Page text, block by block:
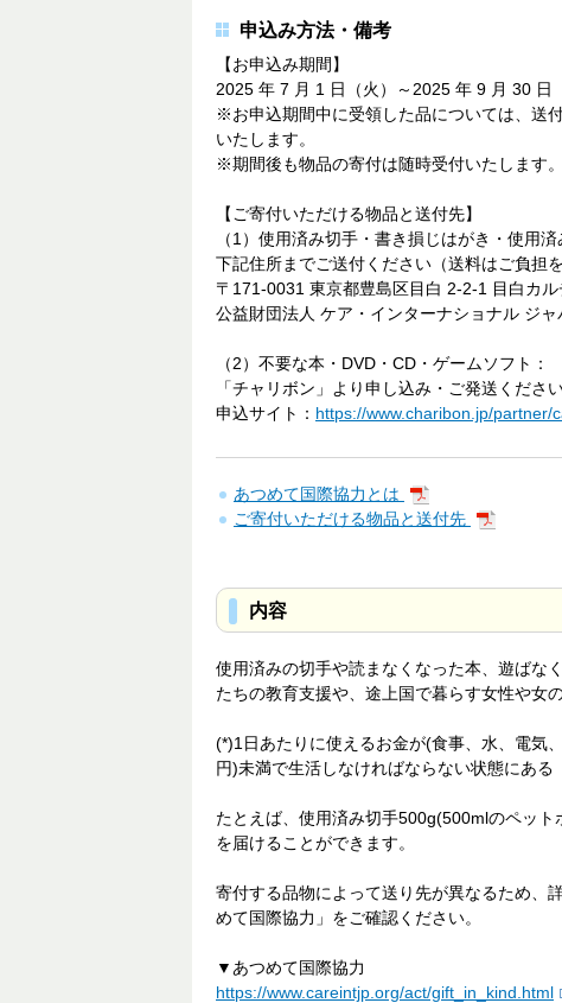
申込み方法・備考
【お申込み期間】
2025 年 7 月 1 日（火）～2025 年 9 月 30 日
※お申込期間中に受領した品については、送
いたします。
※期間後も物品の寄付は随時受付いたします。
【ご寄付いただける物品と送付先】
（1）使用済み切手・書き損じはがき・使用
下記住所までご送付ください（送料はご負担
〒171-0031 東京都豊島区目白 2-2-1 目白カ
公益財団法人 ケア・インターナショナル ジャ
（2）不要な本・DVD・CD・ゲームソフト：
「チャリボン」より申し込み・ご発送くださ
申込サイト： https://www.charibon.jp/partner/
あつめて国際協力とは
ご寄付いただける物品と送付先
内容
使用済みの切手や読まなくなった本、遊ばな
たちの教育支援や、途上国で暮らす女性や女
(*)1日あたりに使えるお金が(食事、水、電気
円)未満で生活しなければならない状態にある
たとえば、使用済み切手500g(500mlのペッ
を届けることができます。
寄付する品物によって送り先が異なるため、
めて国際協力」をご確認ください。
▼あつめて国際協力
https://www.careintjp.org/act/gift_in_kind.html